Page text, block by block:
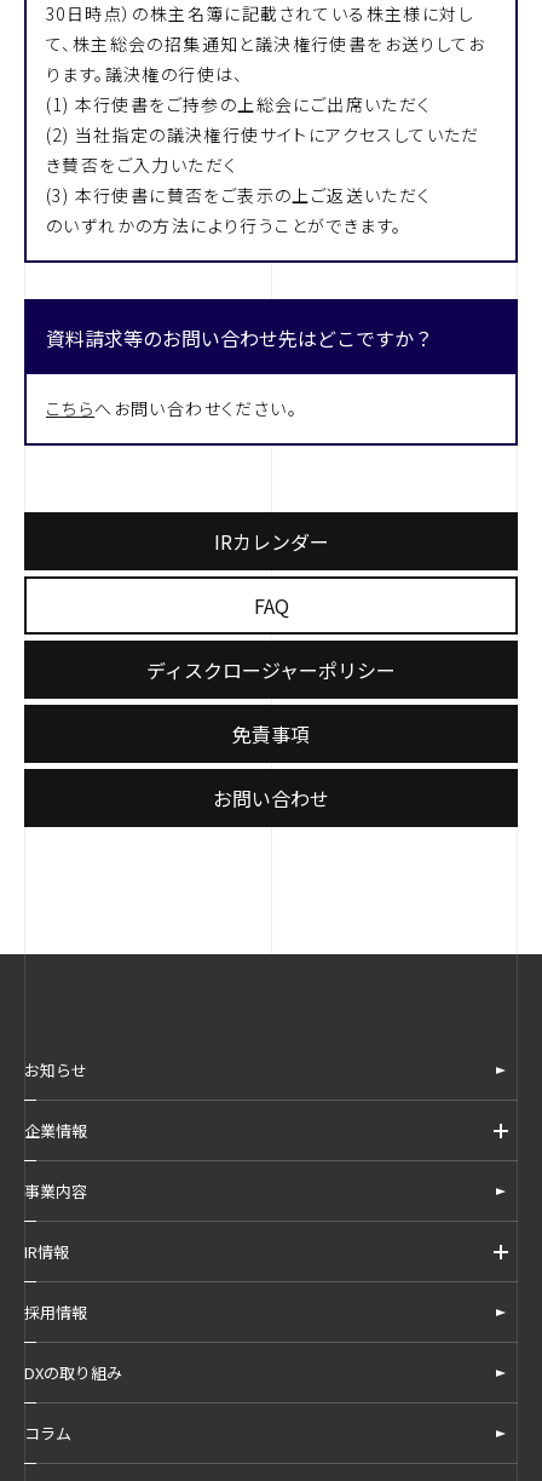
30日時点）の株主名簿に記載されている株主様に対し
て、株主総会の招集通知と議決権行使書をお送りしてお
ります。議決権の行使は、
(1) 本行使書をご持参の上総会にご出席いただく
(2) 当社指定の議決権行使サイトにアクセスしていただ
き賛否をご入力いただく
(3) 本行使書に賛否をご表示の上ご返送いただく
のいずれかの方法により行うことができます。
資料請求等のお問い合わせ先はどこですか？
こちらへお問い合わせください。
IRカレンダー
FAQ
ディスクロージャーポリシー
免責事項
お問い合わせ
お知らせ
企業情報
企業情報トップ
会社概要
サステナビリティ
事業内容
IR情報
IR情報トップ
採用情報
DXの取り組み
コラム